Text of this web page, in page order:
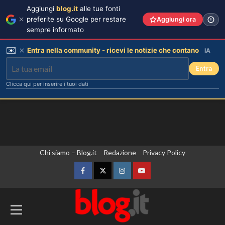
Chi siamo – Blog.it Redazione Privacy Policy
FacebookTwitterInstagramYouTube
Aggiungi blog.it alle tue fonti
preferite su Google per restare
sempre informato
Aggiungi ora
✉️ Entra nella community - ricevi le notizie che contano IA
Entra
Clicca qui per inserire i tuoi dati